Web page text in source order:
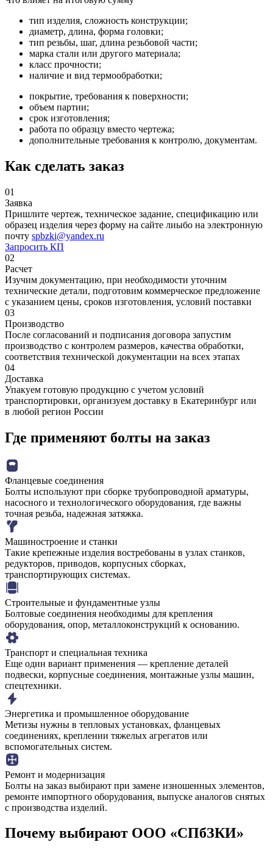
тип изделия, сложность конструкции;
диаметр, длина, форма головки;
тип резьбы, шаг, длина резьбовой части;
марка стали или другого материала;
класс прочности;
наличие и вид термообработки;
покрытие, требования к поверхности;
объем партии;
срок изготовления;
работа по образцу вместо чертежа;
дополнительные требования к контролю, документам.
Как сделать заказ
01
Заявка
Пришлите чертеж, техническое задание, спецификацию или
образец изделия через форму на сайте лиыбо на электронную
почту spbzki@yandex.ru
Запросить КП
02
Расчет
Изучим документацию, при необходимости уточним
технические детали, подготовим коммерческое предложение
с указанием цены, сроков изготовления, условий поставки
03
Производство
После согласований и подписания договора запустим
производство с контролем размеров, качества обработки,
соответствия технической документации на всех этапах
04
Доставка
Упакуем готовую продукцию с учетом условий
транспортировки, организуем доставку в Екатеринбург или
в любой регион России
Где применяют болты на заказ
Фланцевые соединения
Болты используют при сборке трубопроводной арматуры,
насосного и технологического оборудования, где важны
точная резьба, надежная затяжка.
Машиностроение и станки
Такие крепежные изделия востребованы в узлах станков,
редукторов, приводов, корпусных сборках,
транспортирующих системах.
Строительные и фундаментные узлы
Болтовые соединения необходимы для крепления
оборудования, опор, металлоконструкций к основанию.
Транспорт и специальная техника
Еще один вариант применения — крепление деталей
подвески, корпусные соединения, монтажные узлы машин,
спецтехники.
Энергетика и промышленное оборудование
Метизы нужны в тепловых установках, фланцевых
соединениях, креплении тяжелых агрегатов или
вспомогательных систем.
Ремонт и модернизация
Болты на заказ выбирают при замене изношенных элементов,
ремонте импортного оборудования, выпуске аналогов снятых
с производства изделий.
Почему выбирают ООО «СПбЗКИ»